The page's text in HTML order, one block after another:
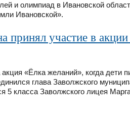
и олимпиад в Ивановской
Ивановской».
принял участие в
«Ёлка желаний», когда дети
глава Заволжского
5 класса Заволжского лицея